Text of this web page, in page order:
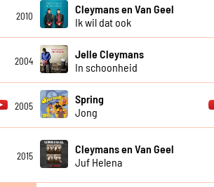
2010
Cleymans en Van Geel
Ik wil dat ook
2004
Jelle Cleymans
In schoonheid
2005
Spring
Jong
2015
Cleymans en Van Geel
Juf Helena